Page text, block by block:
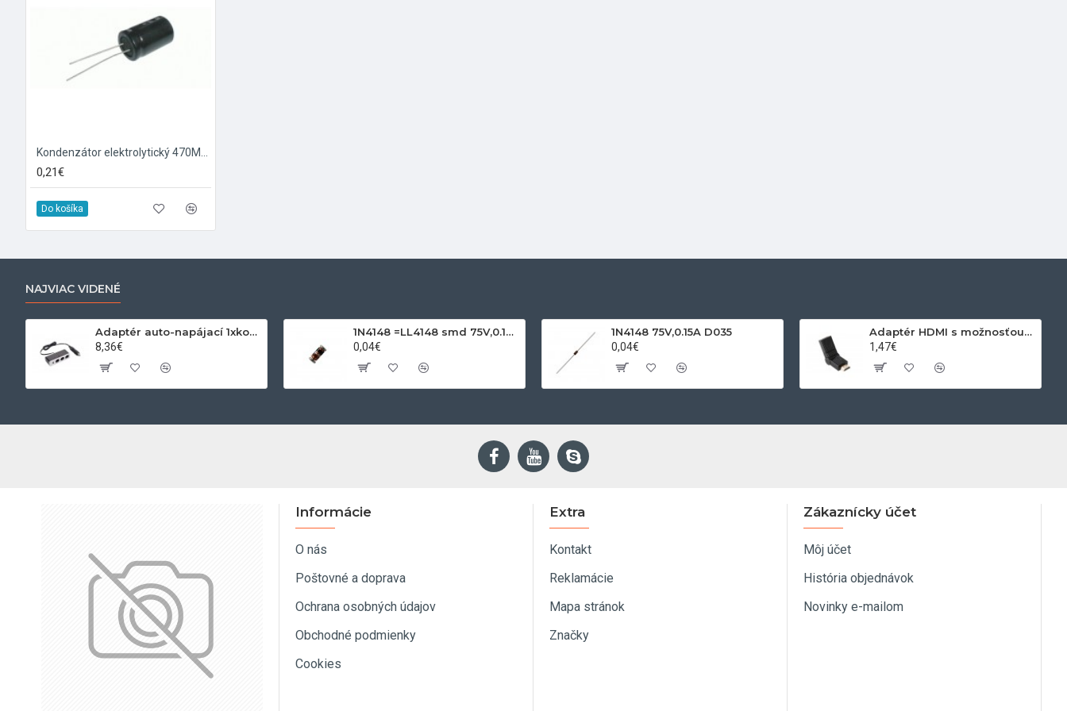
0,21€
Do košíka
NAJVIAC VIDENÉ
Adaptér auto-napájací 1xkon./3x zdierka- 12/24V, USB 1000mA
8,36€
1N4148 =LL4148 smd 75V,0.15A SOD80C
0,04€
1N4148 75V,0.15A D035
0,04€
Adaptér HDMI s možnosťou otáčania
1,47€
Informácie
O nás
Poštovné a doprava
Ochrana osobných údajov
Obchodné podmienky
Cookies
Extra
Kontakt
Reklamácie
Mapa stránok
Značky
Zákaznícky účet
Môj účet
História objednávok
Novinky e-mailom